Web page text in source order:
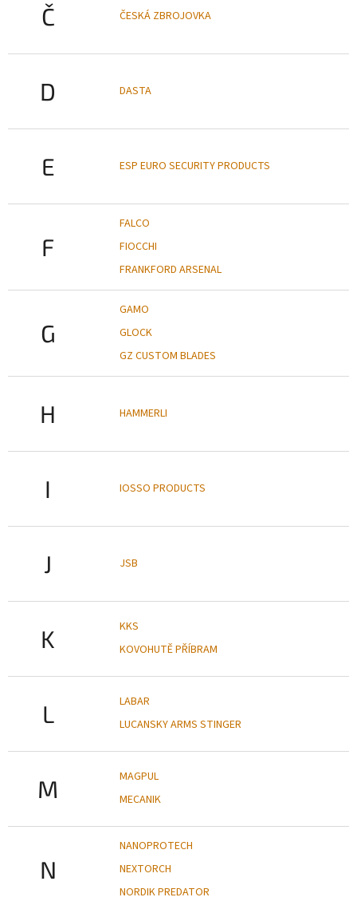
Č ČESKÁ ZBROJOVKA
D DASTA
E ESP EURO SECURITY PRODUCTS
F
FALCO
FIOCCHI
FRANKFORD ARSENAL
G
GAMO
GLOCK
GZ CUSTOM BLADES
H HAMMERLI
I IOSSO PRODUCTS
J JSB
K
KKS
KOVOHUTĚ PŘÍBRAM
L
LABAR
LUCANSKY ARMS STINGER
M
MAGPUL
MECANIK
N
NANOPROTECH
NEXTORCH
NORDIK PREDATOR